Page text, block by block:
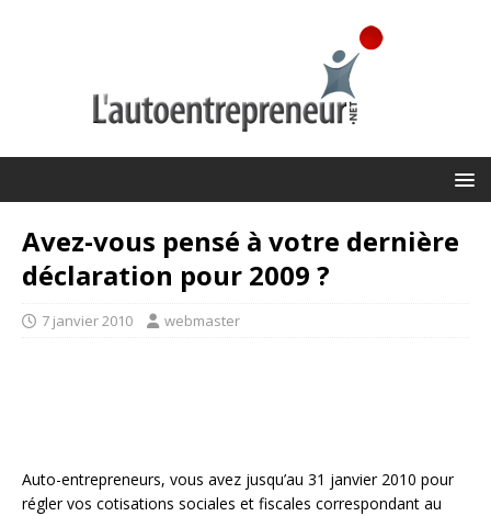
Avez-vous pensé à votre dernière
déclaration pour 2009 ?
7 janvier 2010 webmaster
Auto-entrepreneurs, vous avez jusqu’au 31 janvier 2010 pour
régler vos cotisations sociales et fiscales correspondant au